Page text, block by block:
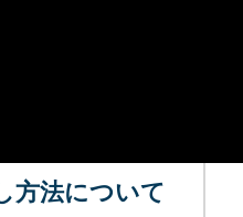
方法について